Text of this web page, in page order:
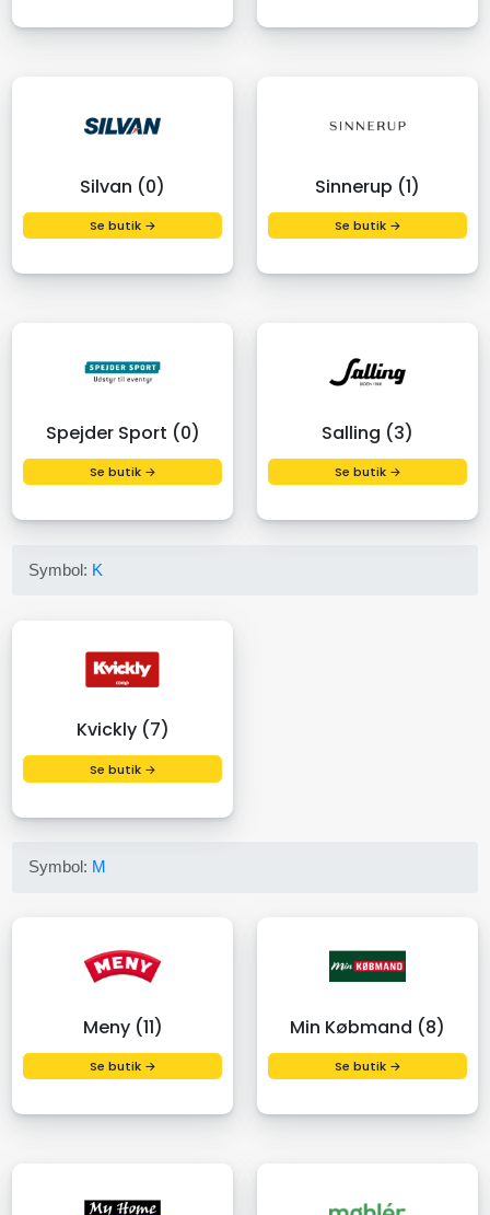
Silvan (0)
Se butik →
Sinnerup (1)
Se butik →
Spejder Sport (0)
Se butik →
Salling (3)
Se butik →
Symbol: K
Kvickly (7)
Se butik →
Symbol: M
Meny (11)
Se butik →
Min Købmand (8)
Se butik →